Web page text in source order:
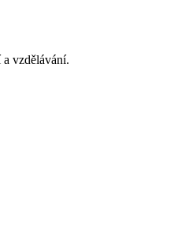
a vzdělávání.